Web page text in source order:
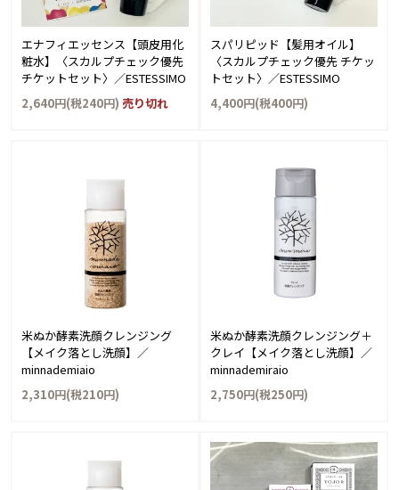
エナフィエッセンス【頭皮用化
粧水】〈スカルプチェック優先
チケットセット〉／ESTESSIMO
2,640円(税240円) 売り切れ
スパリピッド【髪用オイル】
〈スカルプチェック優先 チケッ
トセット〉／ESTESSIMO
4,400円(税400円)
米ぬか酵素洗顔クレンジング
【メイク落とし洗顔】／
minnademiaio
2,310円(税210円)
米ぬか酵素洗顔クレンジング＋
クレイ【メイク落とし洗顔】／
minnademiraio
2,750円(税250円)